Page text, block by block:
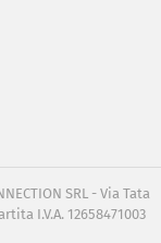
SRL - Via Tata
I.V.A. 12658471003